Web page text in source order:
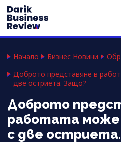
Начало Бизнес Новини
Доброто представяне в
две остриета. Защо?
Доброто
работата може
с две